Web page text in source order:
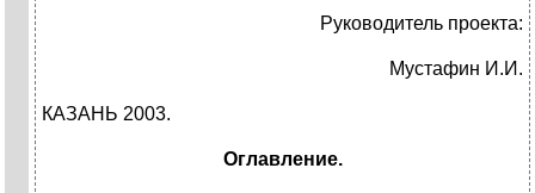
Руководитель проекта:
Мустафин И.И.
КАЗАНЬ 2003.
Оглавление.